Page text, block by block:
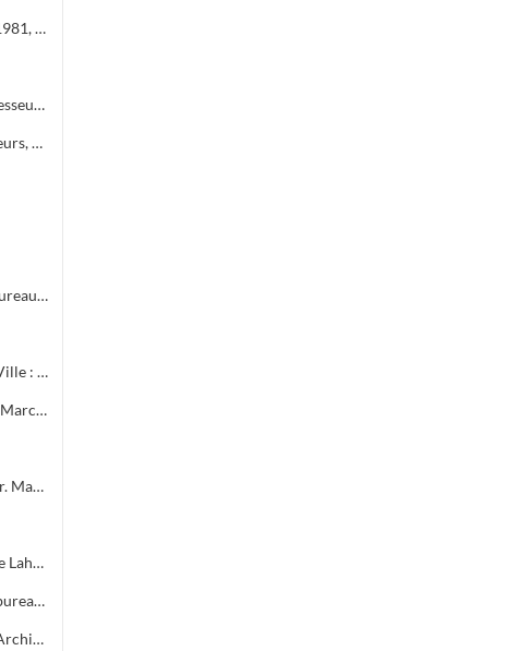
Travaux où en sommes-nous ? 1981 - Travaux réalisés en 1981, programme 1982 - Travaux où en sommes-nous ? 1982
Cantonales Nord-Est : Affiche, circulaires, présidents, assesseurs, délégués
Cantonales Ouest : Affiche, circulaires, présidents, assesseurs, délégués
Projet de nouveaux locaux pour le C.C.A.S. : Rapport au Bureau Municipal
Aménagement de bureaux dans le bâtiment de l'Hôtel de Ville : Marché public
Parc Municipal : Installation de douches et du chauffage : Marché public
Fort Vauban : Aménagement d'un lieu scénique d'extérieur. Marché public
Hôtel de Ville : Aménagement de bureaux dans l'immeuble Lahondès (3 tranches) : Marché public
Hôtel de Ville : Aménagement de l'ex immeuble Daumet (bureaux du 2ème étage Informatique, cave escalier) : Marché public
Fort Vauban : Travaux à effectuer à l'étage du service des Archives. Liste du mobilier à acheter. Installation du Fonds Ancien de la Bibliothèque